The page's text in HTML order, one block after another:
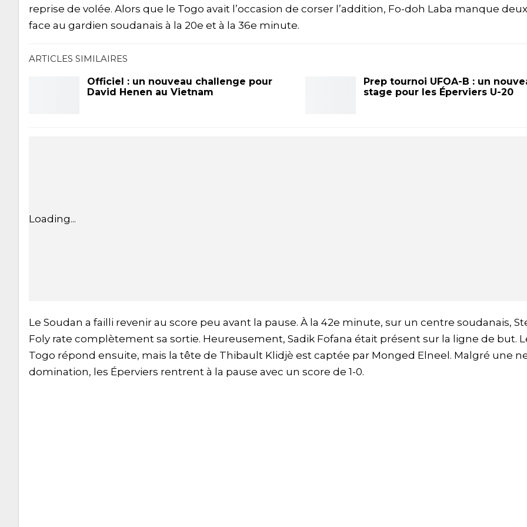
reprise de volée. Alors que le Togo avait l’occasion de corser l’addition, Fo-doh Laba manque
face au gardien soudanais à la 20e et à la 36e minute.
ARTICLES SIMILAIRES
Officiel : un nouveau challenge pour
David Henen au Vietnam
Prep tournoi UFOA-B : un
stage pour les Éperviers U-20
Loading...
Le Soudan a failli revenir au score peu avant la pause. À la 42e minute, sur un centre soudanais,
Foly rate complètement sa sortie. Heureusement, Sadik Fofana était présent sur la ligne de but.
Togo répond ensuite, mais la tête de Thibault Klidjè est captée par Monged Elneel. Malgré une
domination, les Éperviers rentrent à la pause avec un score de 1-0.